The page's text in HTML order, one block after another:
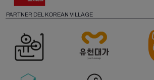
PARTNER DEL KOREAN VILLAGE